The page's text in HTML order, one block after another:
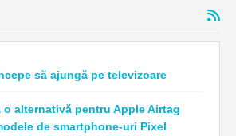
să ajungă pe televizoare
o alternativă pentru Apple Airtag
de smartphone-uri Pixel